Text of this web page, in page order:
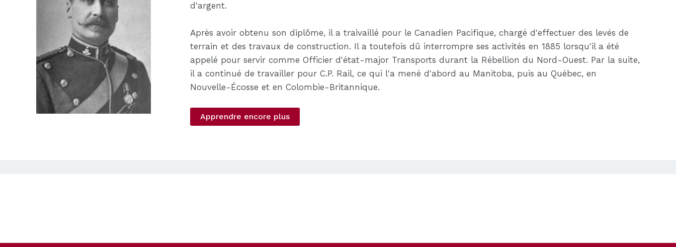
d'argent.
Après avoir obtenu son diplôme, il a traivaillé pour le Canadien Pacifique, chargé d'effectuer des levés de
terrain et des travaux de construction. Il a toutefois dû interrompre ses activités en 1885 lorsqu'il a été
appelé pour servir comme Officier d'état-major Transports durant la Rébellion du Nord-Ouest. Par la suite,
il a continué de travailler pour C.P. Rail, ce qui l'a mené d'abord au Manitoba, puis au Québec, en
Nouvelle-Écosse et en Colombie-Britannique.
Apprendre encore plus